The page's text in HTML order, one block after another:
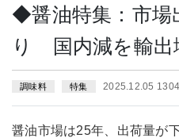
◆醤油特集：市場
り 国内減を輸出
調味料 特集 2025.12.05
醤油市場は25年、出荷量が